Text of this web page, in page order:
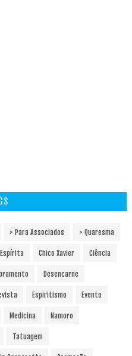
> Para Associados > Quaresma
Chico Xavier Ciência
Desencarne
Espiritismo Evento
Medicina Namoro
Tatuagem